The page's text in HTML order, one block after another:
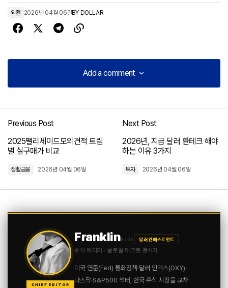
외환 2026년 04월 06일BY DOLLAR
Add a comment
Add a comment
Previous Post
2025팰리세이드모의견적 트림
별 실구매가 비교
생활금융 2026년 04월 06일
Next Post
2026년, 지금 달러 환테크 해야
하는 이유 3가지
투자 2026년 04월 06일
CHIEF EDITOR
Franklin$100 달러 인베스트먼트
수석 에디터 · 글로벌 매크로 분석가
미국 연준(Fed) 통화정책·달러 인덱스(DXY)·
나스닥·S&P500 섹터, 한국 주식 시장을 교차